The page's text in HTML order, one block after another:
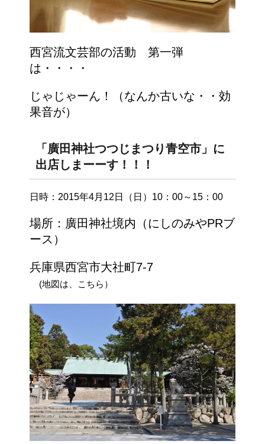
西宮流文芸部の活動 第一弾
は・・・・
じゃじゃーん！（なんか古いな・・効
果音が）
「廣田神社つつじまつり青空市」に
出店しまーーす！！！
日時：2015年4月12日（日）10：00～15：00
場所：廣田神社境内（にしのみやPRブ
ース）
兵庫県西宮市大社町7-7
(地図は、こちら）